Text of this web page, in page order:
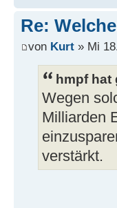
Re:
von Kurt » Mi
hmpf hat
Wegen
Milliarden
verstärkt.